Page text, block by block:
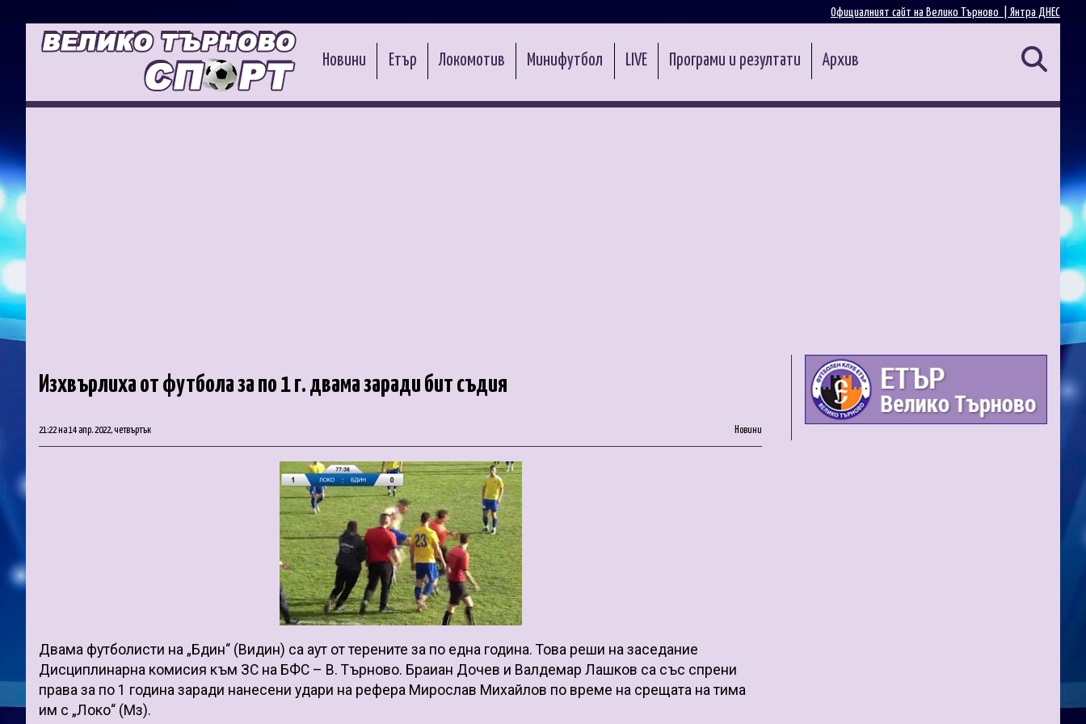
Янтра ДНЕС
Официалният сайт на Велико Търново |
Новини Етър Локомотив Минифутбол LIVE Програми и резултати Архив
Изхвърлиха от футбола за по 1 г. двама заради бит съдия
21:22 на 14 апр. 2022, четвъртък Новини
Двама футболисти на „Бдин“ (Видин) са аут от терените за по една година. Това реши на заседание
Дисциплинарна комисия към ЗС на БФС – В. Търново. Браиан Дочев и Валдемар Лашков са със спрени
права за по 1 година заради нанесени удари на рефера Мирослав Михайлов по време на срещата на тима
им с „Локо“ (Мз).